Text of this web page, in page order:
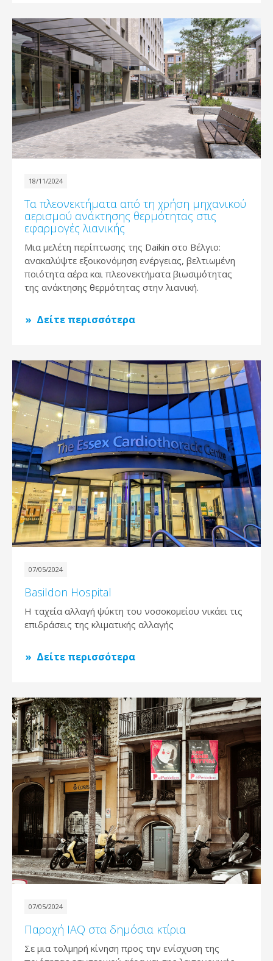
18/11/2024
Τα πλεονεκτήματα από τη χρήση μηχανικού
αερισμού ανάκτησης θερμότητας στις
εφαρμογές λιανικής
Μια μελέτη περίπτωσης της Daikin στο Βέλγιο:
ανακαλύψτε εξοικονόμηση ενέργειας, βελτιωμένη
ποιότητα αέρα και πλεονεκτήματα βιωσιμότητας
της ανάκτησης θερμότητας στην λιανική.
Δείτε περισσότερα
07/05/2024
Basildon Hospital
Η ταχεία αλλαγή ψύκτη του νοσοκομείου νικάει τις
επιδράσεις της κλιματικής αλλαγής
Δείτε περισσότερα
07/05/2024
Παροχή IAQ στα δημόσια κτίρια
Σε μια τολμηρή κίνηση προς την ενίσχυση της